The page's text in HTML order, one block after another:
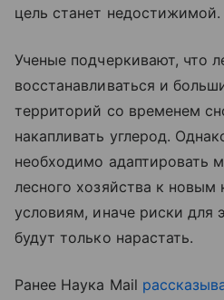
цель станет недостижимой.
Ученые подчеркивают, что
восстанавливаться и
территорий со временем
накапливать углерод.
необходимо адаптировать
лесного хозяйства к новым
условиям, иначе риски для
будут только нарастать.
Ранее Наука Mail